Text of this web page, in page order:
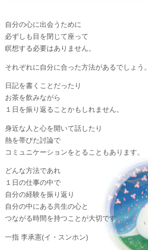
自分の心に出会うために
必ずしも目を閉じて座って
瞑想する必要はありません。
それぞれに自分に合った方法があるでしょう。
日記を書くことだったり
お茶を飲みながら
１日を振り返ることかもしれません。
身近な人と心を開いて話したり
熱を帯びた討論で
コミュニケーションをとることもあります。
どんな方法であれ
１日の仕事の中で
自分の経験を振り返り
自分の中にある共生の心と
つながる時間を持つことが大切です。
一指 李承憲(イ・スンホン)